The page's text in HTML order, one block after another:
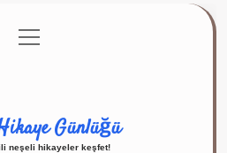
Politikası
menüyü
aç
Günlüğü
neşeli hikayeler keşfet!